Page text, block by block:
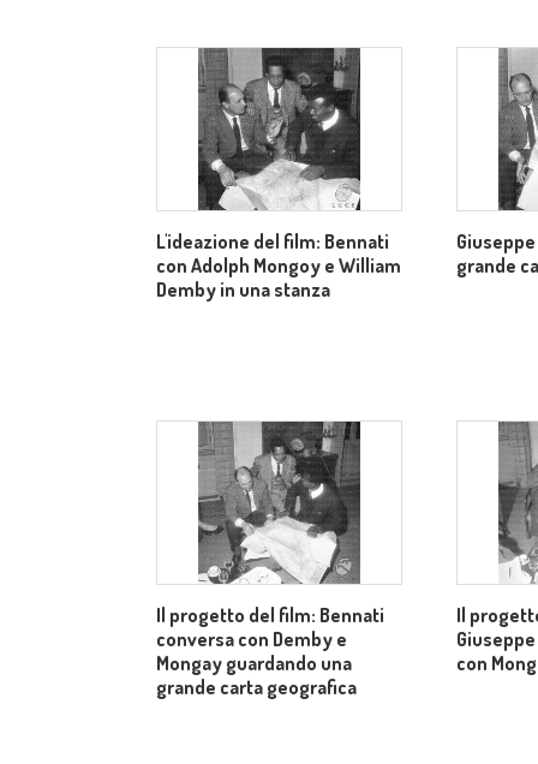
L'ideazione del film: Bennati
con Adolph Mongoy e William
Demby in una stanza
grande
Il progetto del film: Bennati
conversa con Demby e
Mongay guardando una
grande carta geografica
Il
con